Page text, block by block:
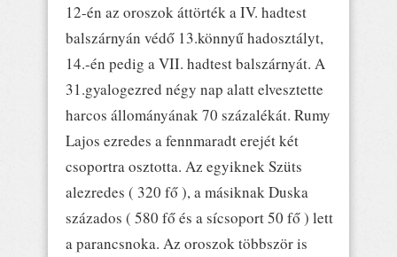
12-én az oroszok áttörték a IV. hadtest
balszárnyán védő 13.könnyű hadosztályt,
14.-én pedig a VII. hadtest balszárnyát. A
31.gyalogezred négy nap alatt elvesztette
harcos állományának 70 százalékát. Rumy
Lajos ezredes a fennmaradt erejét két
csoportra osztotta. Az egyiknek Szüts
alezredes ( 320 fő ), a másiknak Duska
százados ( 580 fő és a sícsoport 50 fő ) lett
a parancsnoka. Az oroszok többször is